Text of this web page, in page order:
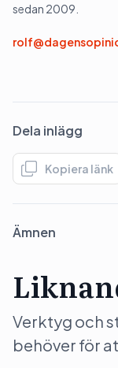
sedan 2009.
Dela inlägg
Kopiera länk
Ämnen
Verktyg och
behöver för